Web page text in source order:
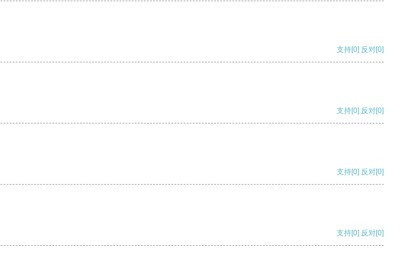
支持[0] 反对[0]
支持[0] 反对[0]
支持[0] 反对[0]
支持[0] 反对[0]